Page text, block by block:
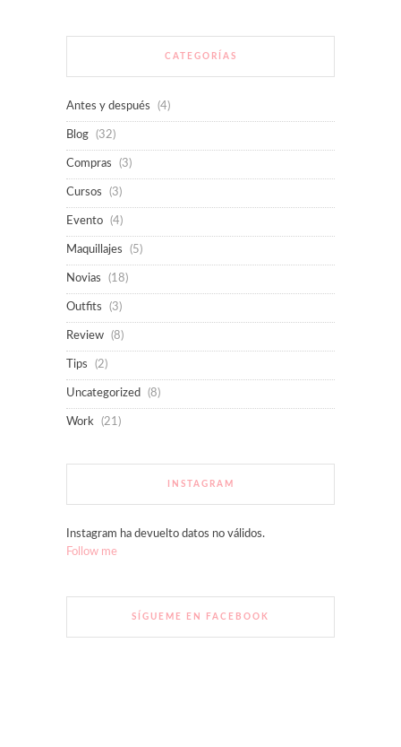
CATEGORÍAS
Antes y después (4)
Blog (32)
Compras (3)
Cursos (3)
Evento (4)
Maquillajes (5)
Novias (18)
Outfits (3)
Review (8)
Tips (2)
Uncategorized (8)
Work (21)
INSTAGRAM
Instagram ha devuelto datos no válidos.
Follow me
SÍGUEME EN FACEBOOK